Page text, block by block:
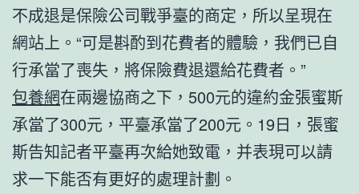
不成退是保險公司戰爭臺的商定，所以呈現在
網站上。“可是斟酌到花費者的體驗，我們已自
行承當了喪失，將保險費退還給花費者。”
包養網在兩邊協商之下，500元的違約金張蜜斯
承當了300元，平臺承當了200元。19日，張蜜
斯告知記者平臺再次給她致電，并表現可以請
求一下能否有更好的處理計劃。